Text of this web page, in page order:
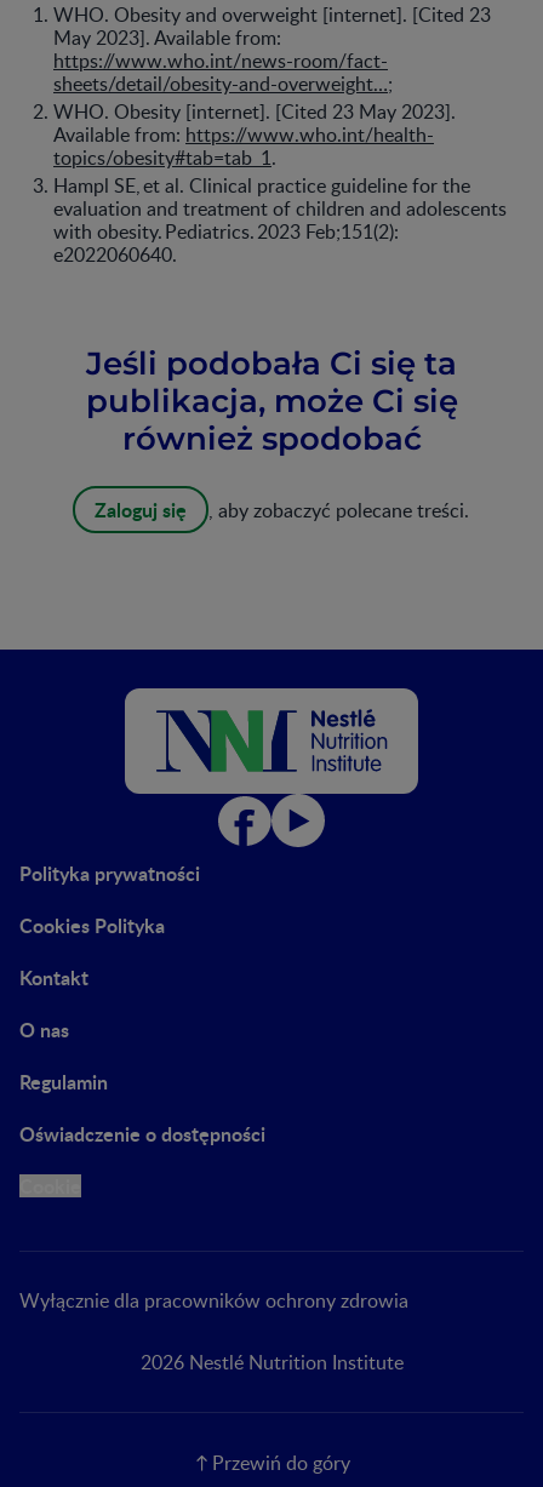
WHO. Obesity and overweight [internet]. [Cited 23
May 2023]. Available from:
https://www.who.int/news-room/fact-
sheets/detail/obesity-and-overweight…;
WHO. Obesity [internet]. [Cited 23 May 2023].
Available from: https://www.who.int/health-
topics/obesity#tab=tab_1.
Hampl SE, et al. Clinical practice guideline for the
evaluation and treatment of children and adolescents
with obesity. Pediatrics. 2023 Feb;151(2):
e2022060640.
Jeśli podobała Ci się ta
publikacja, może Ci się
również spodobać
Zaloguj się , aby zobaczyć polecane treści.
Polityka prywatności
Cookies Polityka
Kontakt
O nas
Regulamin
Oświadczenie o dostępności
Wyłącznie dla pracowników ochrony zdrowia
2026 Nestlé Nutrition Institute
Przewiń do góry